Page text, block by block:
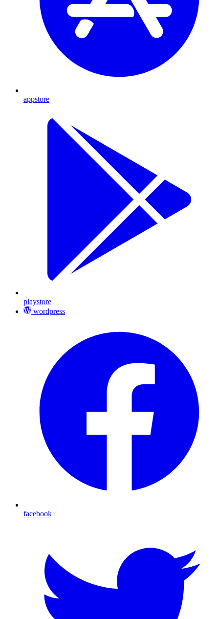
appstore
playstore
wordpress
facebook